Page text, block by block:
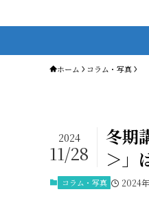
ホーム コラム・写真
冬期
＞」
2024
11/28
コラム・写真 2024